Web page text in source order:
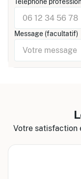
Message (facultatif)
Votre satisfaction